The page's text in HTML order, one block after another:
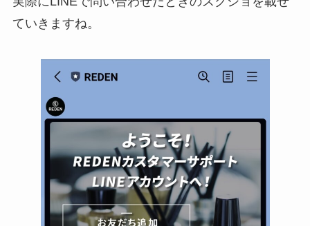
ていきますね。